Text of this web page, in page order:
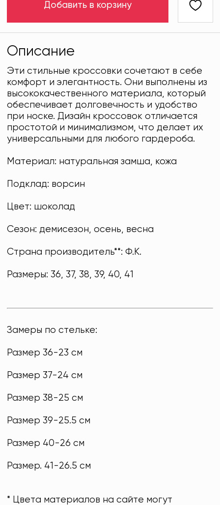
Добавить в корзину
Описание
Эти стильные кроссовки сочетают в себе
комфорт и элегантность. Они выполнены из
высококачественного материала, который
обеспечивает долговечность и удобство
при носке. Дизайн кроссовок отличается
простотой и минимализмом, что делает их
универсальными для любого гардероба.
Материал: натуральная замша, кожа
Подклад: ворсин
Цвет: шоколад
Сезон: демисезон, осень, весна
Страна производитель**: Ф.К.
Размеры: 36, 37, 38, 39, 40, 41
Замеры по стельке:
Размер 36-23 см
Размер 37-24 см
Размер 38-25 см
Размер 39-25.5 см
Размер 40-26 см
Размер. 41-26.5 см
* Цвета материалов на сайте могут